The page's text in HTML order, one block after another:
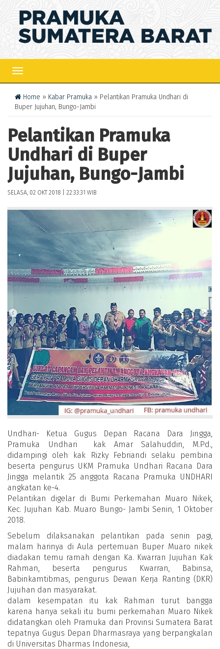
TOGGLE
Home » Kabar Pramuka » Pelantikan Pramuka Undhari di
Buper Jujuhan, Bungo-Jambi
Pelantikan Pramuka
Undhari di Buper
Jujuhan, Bungo-Jambi
SELASA, 02 OKT 2018 | 22:33:31 WIB
Undhari- Ketua Gugus Depan Racana Dara Jingga,
Pramuka Undhari kak Amar Salahuddin, M.Pd.,
didampingi oleh kak Rizky Febriandi selaku pembina
beserta pengurus UKM Pramuka Undhari Racana Dara
Jingga melantik 25 anggota Racana Pramuka UNDHARI
angkatan ke-4.
Pelantikan digelar di Bumi Perkemahan Muaro Nikek,
Kec. Jujuhan Kab. Muaro Bungo- Jambi Senin, 1 Oktober
2018.
Sebelum dilaksanakan pelantikan pada senin pagi,
malam harinya di Aula pertemuan Buper Muaro nikek
diadakan temu ramah dengan Ka. Kwarran Jujuhan Kak
Rahman, beserta pengurus Kwarran, Babinsa,
Babinkamtibmas, pengurus Dewan Kerja Ranting (DKR)
Jujuhan dan masyarakat.
dalam kesempatan itu kak Rahman turut bangga
karena hanya sekali itu bumi perkemahan Muaro Nikek
didatangkan oleh Pramuka dari Provinsi Sumatera Barat
tepatnya Gugus Depan Dharmasraya yang berpangkalan
di Universitas Dharmas Indonesia,